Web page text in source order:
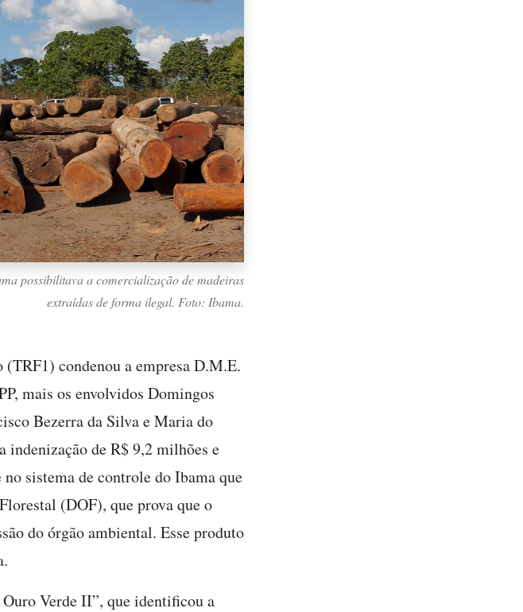
possibilitava a comercialização de madeiras
extraídas de forma ilegal. Foto: Ibama.
condenou a empresa D.M.E.
mais os envolvidos Domingos
Bezerra da Silva e Maria do
indenização de R$ 9,2 milhões e
sistema de controle do Ibama que
(DOF), que prova que o
do órgão ambiental. Esse produto
Verde II”, que identificou a